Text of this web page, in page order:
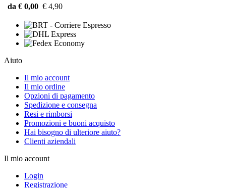
da € 0,00 € 4,90
Aiuto
Il mio account
Il mio ordine
Opzioni di pagamento
Spedizione e consegna
Resi e rimborsi
Promozioni e buoni acquisto
Hai bisogno di ulteriore aiuto?
Clienti aziendali
Il mio account
Login
Registrazione